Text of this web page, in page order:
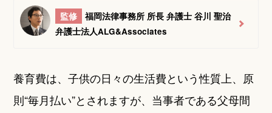
監修
福岡法律事務所 所長 弁護士 谷川 聖治
弁護士法人ALG&Associates
養育費は、子供の日々の生活費という性質上、原
則“毎月払い”とされますが、当事者である父母間